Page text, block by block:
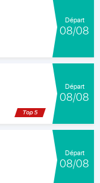
Départ
08/08
Départ
08/08
Départ
08/08